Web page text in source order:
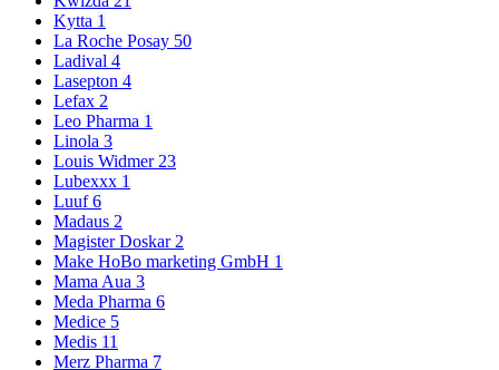
Kytta 1
La Roche Posay 50
Ladival 4
Lasepton 4
Lefax 2
Leo Pharma 1
Linola 3
Louis Widmer 23
Lubexxx 1
Luuf6
Madaus 2
Magister Doskar 2
Make HoBo marketing GmbH 1
Mama Aua 3
Meda Pharma 6
Medice 5
Medis 11
Merz Pharma 7